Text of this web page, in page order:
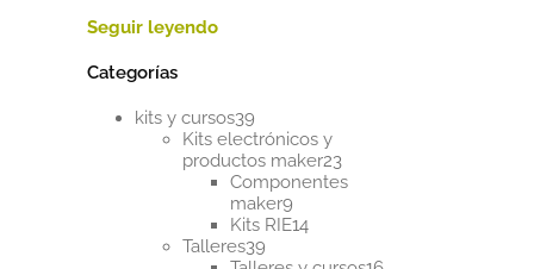
Categorías
kits y cursos3939
productos
Kits electrónicos y
productos maker2323
productos
Componentes
maker99
productos
Kits RIE1414
Talleres3939